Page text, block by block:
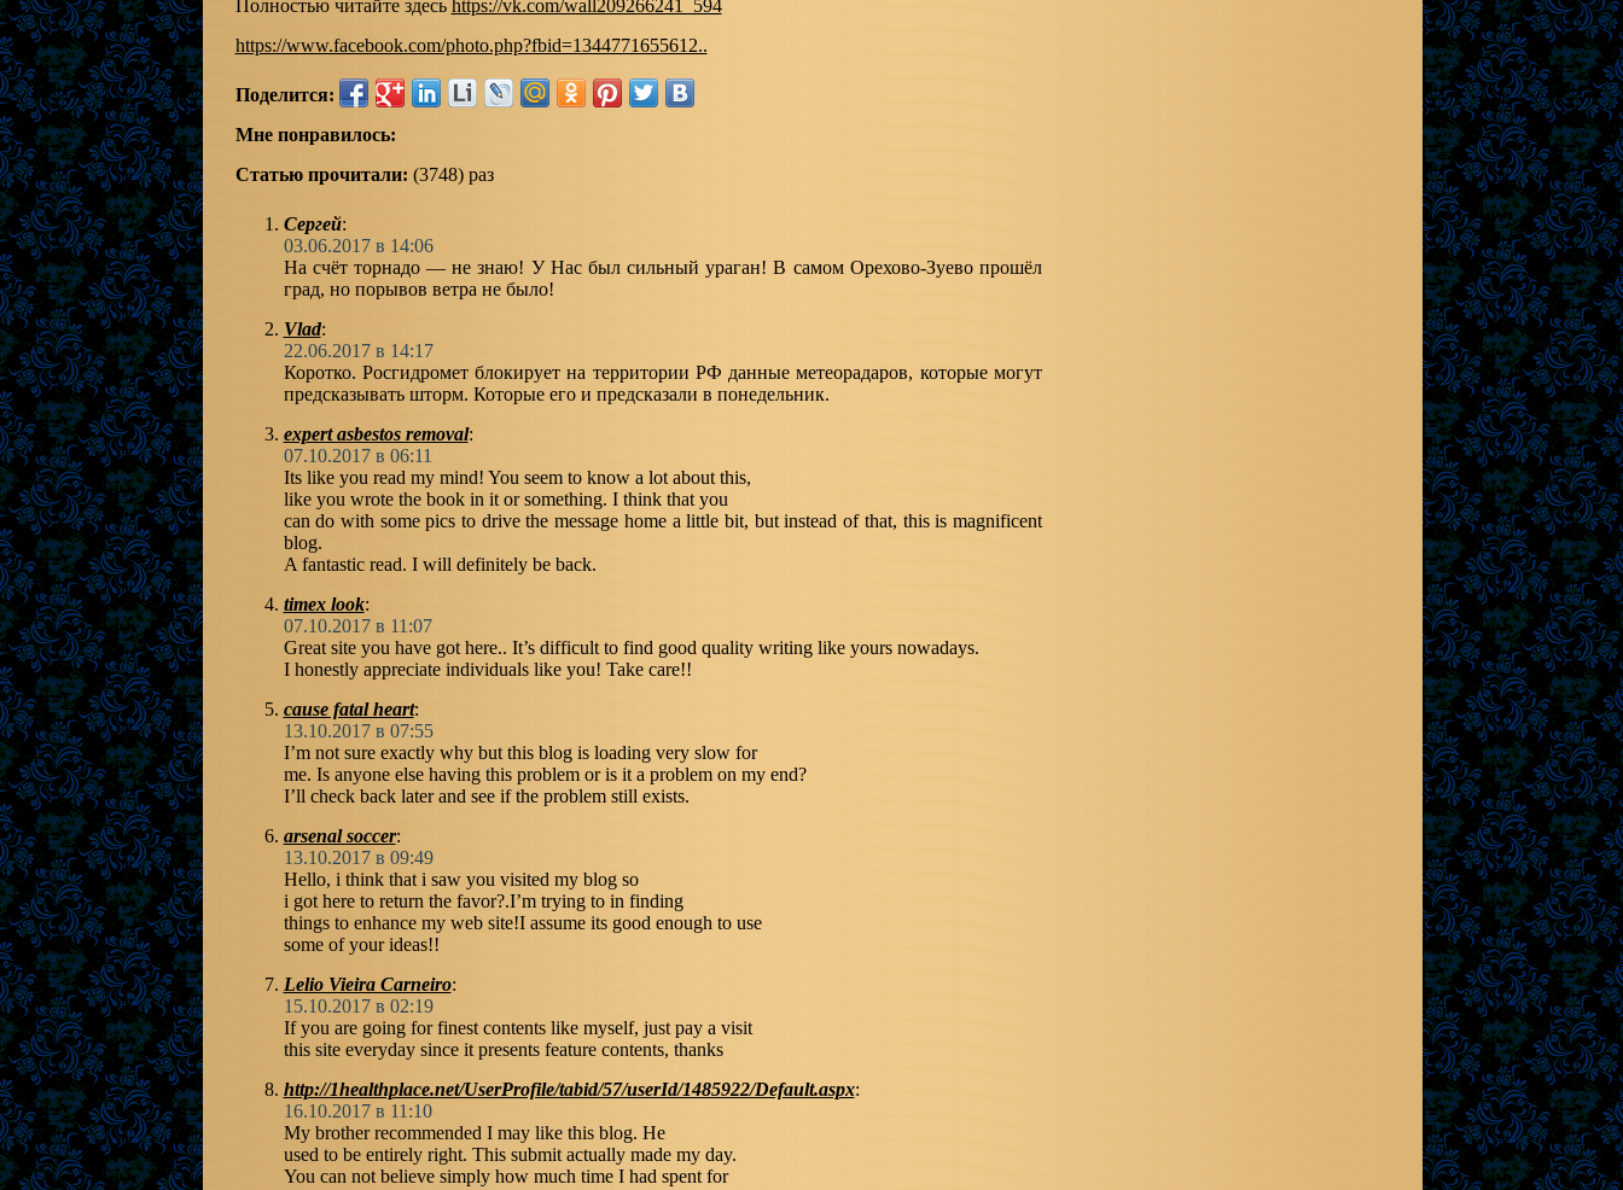
Полностью читайте здесь https://vk.com/wall209266241_594
https://www.facebook.com/photo.php?fbid=1344771655612..
Поделится:
Мне понравилось:
Статью прочитали: (3748) раз
Сергей:
03.06.2017 в 14:06
На счёт торнадо — не знаю! У Нас был сильный ураган! В самом Орехово-Зуево прошёл
град, но порывов ветра не было!
Vlad:
22.06.2017 в 14:17
Коротко. Росгидромет блокирует на территории РФ данные метеорадаров, которые могут
предсказывать шторм. Которые его и предсказали в понедельник.
expert asbestos removal:
07.10.2017 в 06:11
Its like you read my mind! You seem to know a lot about this,
like you wrote the book in it or something. I think that you
can do with some pics to drive the message home a little bit, but instead of that, this is magnificent
blog.
A fantastic read. I will definitely be back.
timex look:
07.10.2017 в 11:07
Great site you have got here.. It’s difficult to find good quality writing like yours nowadays.
I honestly appreciate individuals like you! Take care!!
cause fatal heart:
13.10.2017 в 07:55
I’m not sure exactly why but this blog is loading very slow for
me. Is anyone else having this problem or is it a problem on my end?
I’ll check back later and see if the problem still exists.
arsenal soccer:
13.10.2017 в 09:49
Hello, i think that i saw you visited my blog so
i got here to return the favor?.I’m trying to in finding
things to enhance my web site!I assume its good enough to use
some of your ideas!!
Lelio Vieira Carneiro:
15.10.2017 в 02:19
If you are going for finest contents like myself, just pay a visit
this site everyday since it presents feature contents, thanks
http://1healthplace.net/UserProfile/tabid/57/userId/1485922/Default.aspx:
16.10.2017 в 11:10
My brother recommended I may like this blog. He
used to be entirely right. This submit actually made my day.
You can not believe simply how much time I had spent for